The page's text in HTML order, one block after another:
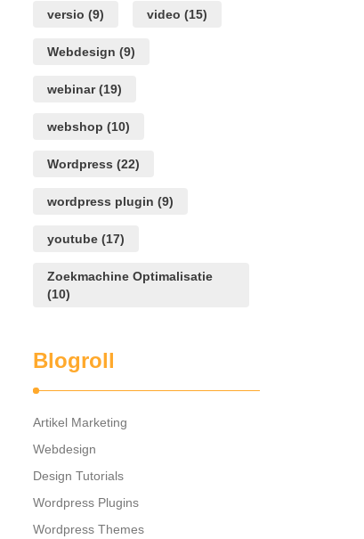
versio (9) video (15)
Webdesign (9)
webinar(19)
webshop (10)
Wordpress (22)
wordpress plugin (9)
youtube (17)
Zoekmachine Optimalisatie
(10)
Blogroll
Artikel Marketing
Webdesign
Design Tutorials
Wordpress Plugins
Wordpress Themes